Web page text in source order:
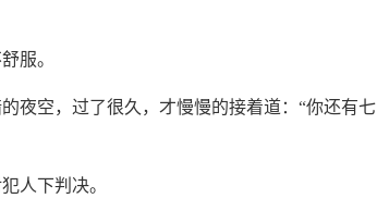
服。
夜空，过了很久，才慢慢的接着道：“你还有七
人下判决。